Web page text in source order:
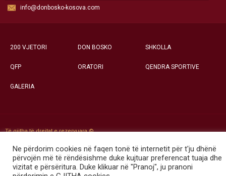
info@donbosko-kosova.com
200 VJETORI DON BOSKO SHKOLLA
QFP ORATORI QENDRA SPORTIVE
GALERIA
Të gjitha të drejtat e rezervuara ©
Ne përdorim cookies në faqen tonë të internetit për t'ju dhënë
përvojën më të rëndësishme duke kujtuar preferencat tuaja dhe
vizitat e përsëritura. Duke klikuar në "Pranoj", ju pranoni